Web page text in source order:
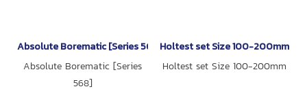
Absolute Borematic [Series 568]
Absolute Borematic [Series
568]
Holtest set Size 100-200mm
Holtest set Size 100-200mm